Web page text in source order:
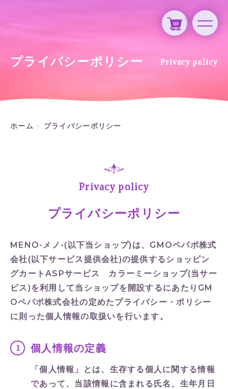
プライバシーポリシー Privacy policy
ホーム プライバシーポリシー
Privacy policy
プライバシーポリシー
MENO-メノ-(以下当ショップ)は、 GMOペパボ株式
会社(以下サービス提供会社)の提供するショッピン
グカートASPサービス カラーミーショップ(当サー
ビス)を利用して当ショップを開設するにあたりGM
Oペパボ株式会社の定めたプライバシー・ポリシー
に則った個人情報の取扱いを行います。
個人情報の定義
「個人情報」とは、生存する個人に関する情報
であって、当該情報に含まれる氏名、生年月日